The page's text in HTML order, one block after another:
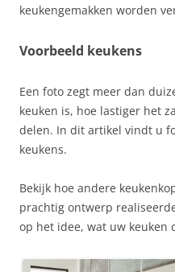
keukengemakken worden
Voorbeeld keukens
Een foto zegt meer dan
keuken is, hoe lastiger het
delen. In dit artikel vindt u
keukens.
Bekijk hoe andere
prachtig ontwerp
op het idee, wat uw keuken